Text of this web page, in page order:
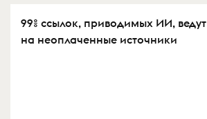
99% ссылок, приводимых ИИ, ведут
на неоплаченные источники